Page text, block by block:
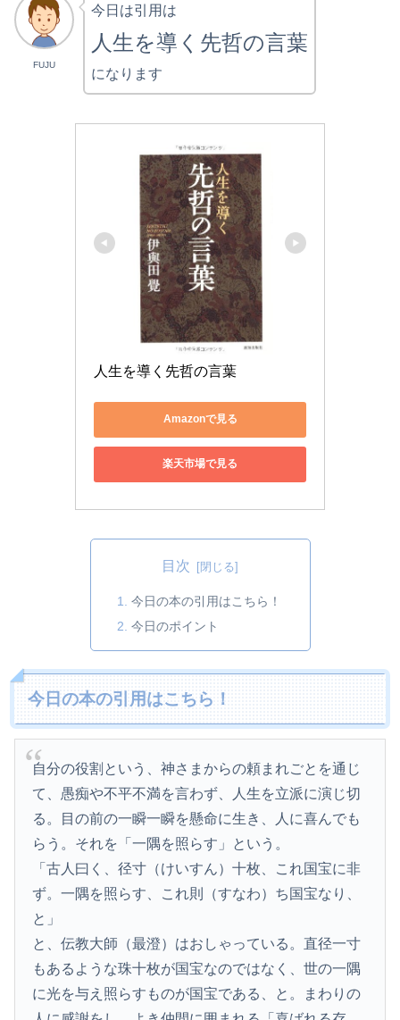
FUJU
今日は引用は
人生を導く先哲の言葉
になります
人生を導く先哲の言葉
Amazonで見る
楽天市場で見る
目次
今日の本の引用はこちら！
今日のポイント
今日の本の引用はこちら！
自分の役割という、神さまからの頼まれごとを通じ
て、愚痴や不平不満を言わず、人生を立派に演じ切
る。目の前の一瞬一瞬を懸命に生き、人に喜んでも
らう。それを「一隅を照らす」という。
「古人曰く、径寸（けいすん）十枚、これ国宝に非
ず。一隅を照らす、これ則（すなわ）ち国宝なり、
と」
と、伝教大師（最澄）はおしゃっている。直径一寸
もあるような珠十枚が国宝なのではなく、世の一隅
に光を与え照らすものが国宝である、と。まわりの